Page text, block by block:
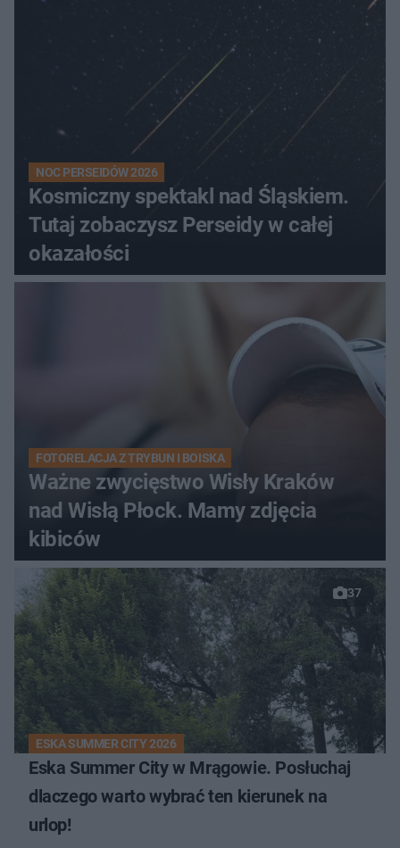
NOC PERSEIDÓW 2026
Kosmiczny spektakl nad Śląskiem.
Tutaj zobaczysz Perseidy w całej
okazałości
FOTORELACJA Z TRYBUN I BOISKA
Ważne zwycięstwo Wisły Kraków
nad Wisłą Płock. Mamy zdjęcia
kibiców
37
ESKA SUMMER CITY 2026
Eska Summer City w Mrągowie. Posłuchaj
dlaczego warto wybrać ten kierunek na
urlop!